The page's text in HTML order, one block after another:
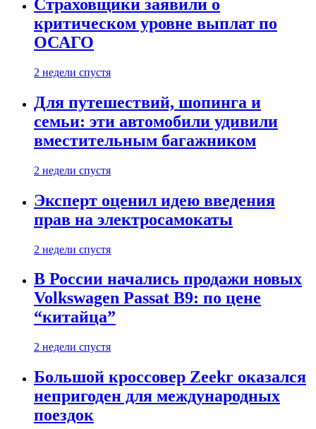
Страховщики заявили о
критическом уровне выплат по
ОСАГО
2 недели спустя
Для путешествий, шопинга и
семьи: эти автомобили удивили
вместительным багажником
2 недели спустя
Эксперт оценил идею введения
прав на электросамокаты
2 недели спустя
В России начались продажи новых
Volkswagen Passat B9: по цене
“китайца”
2 недели спустя
Большой кроссовер Zeekr оказался
непригоден для международных
поездок